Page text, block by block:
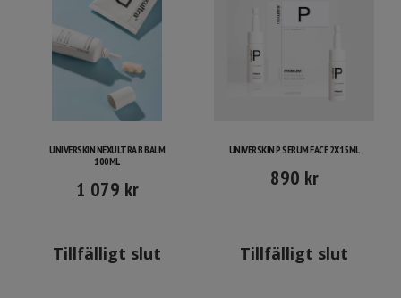
UNIVERSKIN NEXULTRA B BALM
100ML
1 079 kr
Tillfälligt slut
UNIVERSKIN P SERUM FACE 2X15ML
890 kr
Tillfälligt slut